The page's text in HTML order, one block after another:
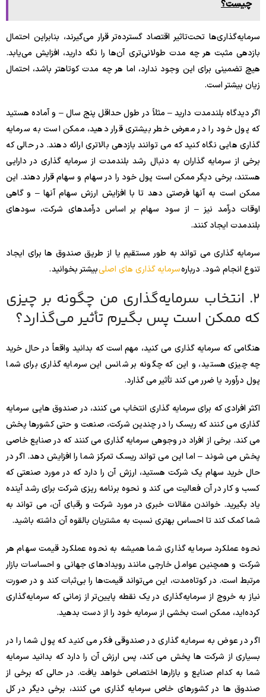
چیست؟
سرمایه‌گذاری‌ها تحت‌تاثیر اقتصاد گسترده‌تر قرار می‌گیرند، بنابراین احتمال
بازدهی مثبت هر چه مدت طولانی‌تری آن‌ها را نگه دارید، افزایش می‌یابد.
هیچ تضمینی برای این وجود ندارد، اما هر چه مدت کوتاهتر باشد، احتمال
زیان بیشتر است.
اگر دیدگاه بلندمدت دارید – مثلاً در طول حداقل پنج سال – و آماده هستید
که پول خود را در معرض خطر بیشتری قرار دهید، ممکن است به سرمایه
گذاری هایی نگاه کنید که می توانند بازدهی بالاتری ارائه دهند. در حالی که
برخی از سرمایه گذاران به دنبال رشد بلندمدت از سرمایه گذاری در دارایی
هستند، برخی دیگر ممکن است پول خود را در سهام و سهام قرار دهند. این
ممکن است به آنها فرصتی دهد تا با افزایش ارزش سهام آنها – و گاهی
اوقات درآمد نیز – از سود سهام بر اساس درآمدهای شرکت، سودهای
بلندمدت ایجاد کنند.
سرمایه گذاری می تواند به طور مستقیم یا از طریق صندوق ها برای ایجاد
تنوع انجام شود. دربارهسرمایه گذاری های اصلیبیشتر بخوانید .
2. انتخاب سرمایه‌گذاری من چگونه بر چیزی
که ممکن است پس بگیرم تأثیر می‌گذارد؟
هنگامی که سرمایه گذاری می کنید، مهم است که بدانید واقعاً در حال خرید
چه چیزی هستید، و این که چگونه بر شانس این سرمایه گذاری برای شما
پول درآورد یا ضرر می کند تأثیر می گذارد.
اکثر افرادی که برای سرمایه گذاری انتخاب می کنند، در صندوق هایی سرمایه
گذاری می کنند که ریسک را در چندین شرکت، صنعت و حتی کشورها پخش
می کند. برخی از افراد در وجوهی سرمایه گذاری می کنند که در صنایع خاصی
پخش می شوند – اما این می تواند ریسک تمرکز شما را افزایش دهد. اگر در
حال خرید سهام یک شرکت هستید، ارزش آن را دارد که در مورد صنعتی که
کسب و کار در آن فعالیت می کند و نحوه برنامه ریزی شرکت برای رشد آینده
یاد بگیرید. خواندن مقالات خبری در مورد شرکت و رقبای آن، می تواند به
شما کمک کند تا احساس بهتری نسبت به مشتریان بالقوه آن داشته باشید.
نحوه عملکرد سرمایه گذاری شما همیشه به نحوه عملکرد قیمت سهام هر
شرکت و همچنین عوامل خارجی مانند رویدادهای جهانی و احساسات بازار
مرتبط است. در کوتاه‌مدت، این می‌تواند قیمت‌ها را بی‌ثبات کند و در صورت
نیاز به خروج از سرمایه‌گذاری در یک نقطه پایین‌تر از زمانی که سرمایه‌گذاری
کرده‌اید، ممکن است بخشی از سرمایه خود را از دست بدهید.
اگر در عوض به سرمایه گذاری در صندوقی فکر می کنید که پول شما را در
بسیاری از شرکت ها پخش می کند، پس ارزش آن را دارد که بدانید سرمایه
شما به کدام صنایع و بازارها اختصاص خواهد یافت. در حالی که برخی از
صندوق ها در کشورهای خاص سرمایه گذاری می کنند، برخی دیگر در کل